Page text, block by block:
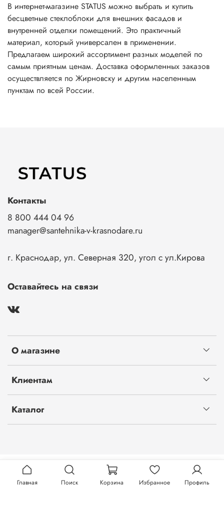
В интернет-магазине STATUS можно выбрать и купить
бесцветные стеклоблоки для внешних фасадов и
внутренней отделки помещений. Это практичный
материал, который универсален в применении.
Предлагаем широкий ассортимент разных моделей по
самым приятным ценам. Доставка оформленных заказов
осуществляется по Жирновску и другим населенным
пунктам по всей России.
О магазине
Клиентам
Каталог
Контакты
8 800 444 04 96
manager@santehnika-v-krasnodare.ru
г. Краснодар, ул. Северная 320, угол с ул.Кирова
Оставайтесь на связи
Главная Поиск Корзина Избранное Профиль